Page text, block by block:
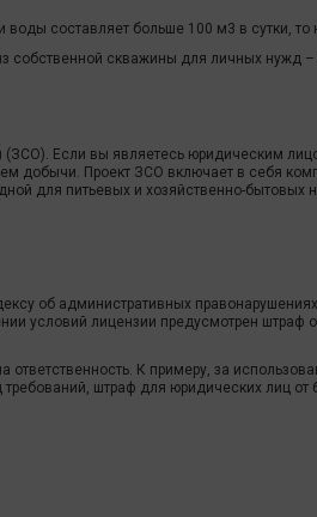
составляет больше 100 м3 в сутки,
собственной скважины для личных нужд
Если вы являетесь юридическим
добычи. Проект ЗСО включает в себя
для питьевых и хозяйственно-бытовых
об административных
условий лицензии предусмотрен штраф
К примеру, за
штраф для юридических лиц